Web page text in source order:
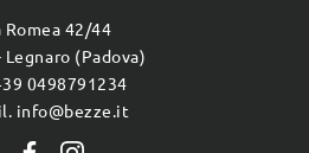
Romea 42/44
Legnaro (Padova)
0498791234
info@bezze.it